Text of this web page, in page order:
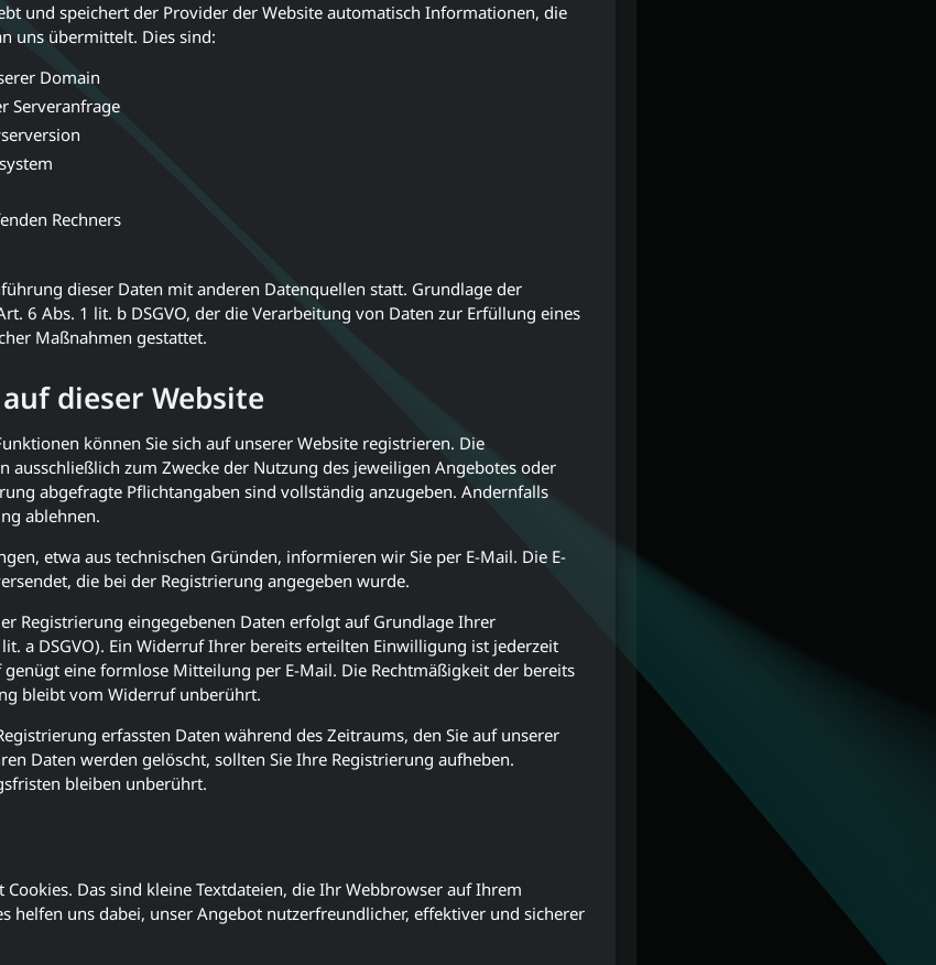
und speichert der Provider der Website automatisch Informationen, die
uns übermittelt. Dies sind:
Domain
Serveranfrage
Rechners
dieser Daten mit anderen Datenquellen statt. Grundlage der
6 Abs. 1 lit. b DSGVO, der die Verarbeitung von Daten zur Erfüllung eines
Maßnahmen gestattet.
dieser Website
können Sie sich auf unserer Website registrieren. Die
ausschließlich zum Zwecke der Nutzung des jeweiligen Angebotes oder
abgefragte Pflichtangaben sind vollständig anzugeben. Andernfalls
ablehnen.
etwa aus technischen Gründen, informieren wir Sie per E-Mail. Die E-
die bei der Registrierung angegeben wurde.
Registrierung eingegebenen Daten erfolgt auf Grundlage Ihrer
a DSGVO). Ein Widerruf Ihrer bereits erteilten Einwilligung ist jederzeit
eine formlose Mitteilung per E-Mail. Die Rechtmäßigkeit der bereits
bleibt vom Widerruf unberührt.
erfassten Daten während des Zeitraums, den Sie auf unserer
Daten werden gelöscht, sollten Sie Ihre Registrierung aufheben.
bleiben unberührt.
Cookies. Das sind kleine Textdateien, die Ihr Webbrowser auf Ihrem
helfen uns dabei, unser Angebot nutzerfreundlicher, effektiver und sicherer